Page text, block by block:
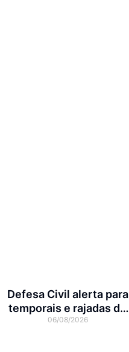
Defesa Civil alerta para
temporais e rajadas de
vento de até 70 km/h em
06/08/2026